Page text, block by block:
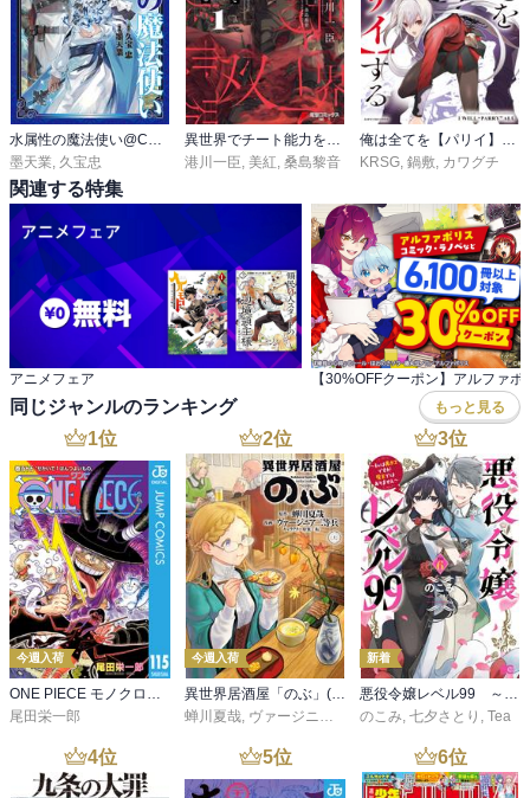
墨天業 久宝忠
港川一臣 美紅 桑島黎音
KRSG 鍋敷 カワグチ
関連する特集
アニメフェア
同じジャンルのランキング もっと見る
1位
今週入荷
ONE PIECE モノクロ版 115
尾田栄一郎
2位
今週入荷
異世界居酒屋「のぶ」(22)
蝉川夏哉, ヴァージニア二等兵 ,転
3位
新着
悪役令嬢レベル99 ～私は裏ボスですが魔王ではありません～ その６
のこみ, 七夕さとり , Tea
4位 5位 6位